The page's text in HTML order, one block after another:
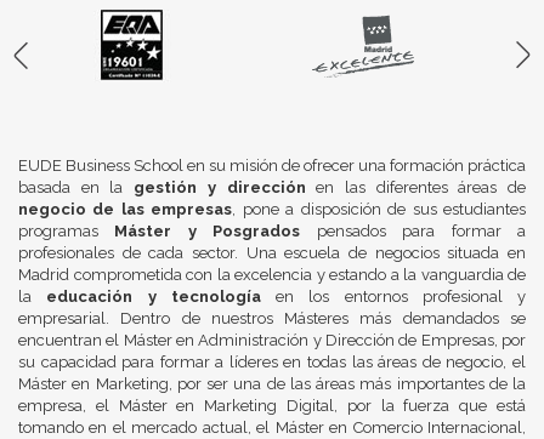
EUDE Business School en su misión de ofrecer una formación práctica
basada en la gestión y dirección en las diferentes áreas de
negocio de las empresas, pone a disposición de sus estudiantes
programas Máster y Posgrados pensados para formar a
profesionales de cada sector. Una escuela de negocios situada en
Madrid comprometida con la excelencia y estando a la vanguardia de
la educación y tecnologíaen los entornos profesional y
empresarial. Dentro de nuestros Másteres más demandados se
encuentran el Máster en Administración y Dirección de Empresas, por
su capacidad para formar a líderes en todas las áreas de negocio, el
Máster en Marketing, por ser una de las áreas más importantes de la
empresa, el Máster en Marketing Digital, por la fuerza que está
tomando en el mercado actual, el Máster en Comercio Internacional,